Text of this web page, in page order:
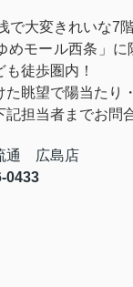
で大変きれいな7階
めモール西条」に
徒歩圏内！
眺望で陽当たり
担当者までお問
通 広島店
0433